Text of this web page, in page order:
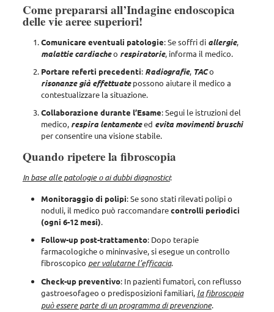
Come prepararsi all’Indagine endoscopica
delle vie aeree superiori!
Comunicare eventuali patologie: Se soffri di allergie,
malattie cardiacheo respiratorie, informa il medico.
Portare referti precedenti: Radiografie, TACo
risonanze già effettuatepossono aiutare il medico a
contestualizzare la situazione.
Collaborazione durante l’Esame: Segui le istruzioni del
medico, respira lentamenteed evita movimenti bruschi
per consentire una visione stabile.
Quando ripetere la fibroscopia
In base alle patologie o ai dubbi diagnostici:
Monitoraggio di polipi: Se sono stati rilevati polipi o
noduli, il medico può raccomandarecontrolli periodici
(ogni 6-12 mesi).
Follow-up post-trattamento: Dopo terapie
farmacologiche o mininvasive, si esegue un controllo
fibroscopico per valutarne l’efficacia.
Check-up preventivo: In pazienti fumatori, con reflusso
gastroesofageo o predisposizioni familiari, la fibroscopia
può essere parte di un programma di prevenzione.